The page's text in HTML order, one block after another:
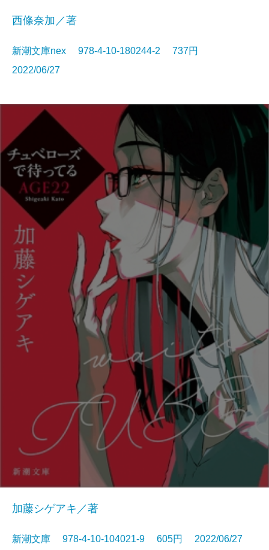
西條奈加／著
新潮文庫nex 978-4-10-180244-2 737円
2022/06/27
加藤シゲアキ／著
新潮文庫 978-4-10-104021-9 605円 2022/06/27